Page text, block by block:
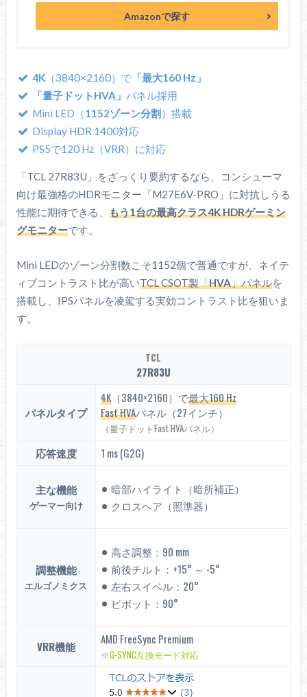
Amazonで探す
4K（3840×2160）で「最大160 Hz」
「量子ドットHVA」 パネル採用
Mini LED（1152ゾーン分割）搭載
Display HDR 1400対応
PS5で120 Hz（VRR）に対応
「TCL 27R83U」をざっくり要約するなら、コンシューマ
向け最強格のHDRモニター「M27E6V-PRO」に対抗しうる
性能に期待できる、 もう1台の最高クラス4K HDRゲーミン
グモニターです。
Mini LEDのゾーン分割数こそ1152個で普通ですが、ネイテ
ィブコントラスト比が高いTCL CSOT製「HVA」パネルを
搭載し、IPSパネルを凌駕する実効コントラスト比を狙いま
す。
TCL
27R83U
パネルタイプ
4K（3840×2160）で最大160 Hz
Fast HVAパネル（27インチ）
（量子ドットFast HVAパネル）
応答速度 1 ms (G2G)
主な機能
ゲーマー向け
暗部ハイライト（暗所補正）
クロスヘア（照準器）
調整機能
エルゴノミクス
高さ調整：90 mm
前後チルト：+15° ～ -5°
左右スイベル：20°
ピボット：90°
VRR機能 AMD FreeSync Premium
※G-SYNC互換モード対応